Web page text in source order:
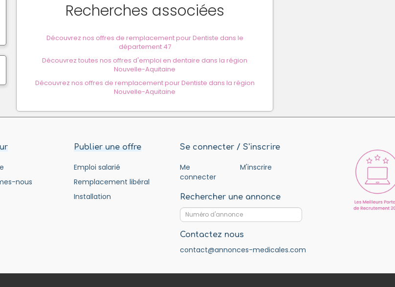
Recherches associées
Découvrez nos offres de remplacement pour Dentiste dans le
département 47
Découvrez toutes nos offres d'emploi en dentaire dans la région
Nouvelle-Aquitaine
Découvrez nos offres de remplacement pour Dentiste dans la région
Nouvelle-Aquitaine
nous
Publier une offre
Emploi salarié
Remplacement libéral
Installation
Se connecter / S'inscrire
Me
connecter
M'inscrire
Rechercher une annonce
Contactez nous
contact@annonces-medicales.com